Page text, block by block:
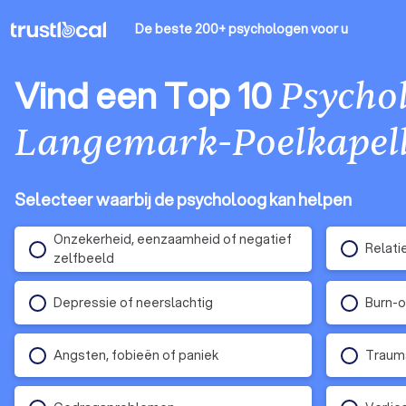
De beste 200+ psychologenvoor u
Vind een Top 10
Langemark-
Selecteer waarbij de psycholoog kan helpen
Onzekerheid, eenzaamheid of negatief
zelfbeeld
Depressie of neerslachtig Burn-
Angsten, fobieën of paniek